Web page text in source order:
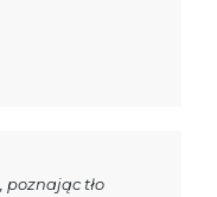
poznając tło